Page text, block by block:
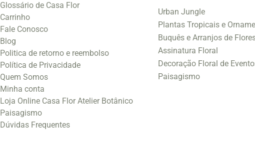
Glossário de Casa Flor
Carrinho
Fale Conosco
Blog
Politica de retorno e reembolso
Política de Privacidade
Quem Somos
Minha conta
Loja Online Casa Flor Atelier Botânico
Paisagismo
Dúvidas Frequentes
Urban Jungle
Plantas Tropicais e
Buquês e Arranjos de
Assinatura Floral
Decoração Floral de
Paisagismo